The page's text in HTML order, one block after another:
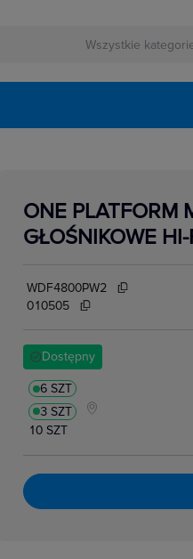
ONE PLATFORM
GŁOŚNIKOWE
WDF4800PW2
010505
Dostępny
6 SZT
3 SZT
10 SZT